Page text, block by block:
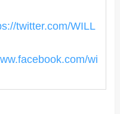
twitter.com/WILL
wi